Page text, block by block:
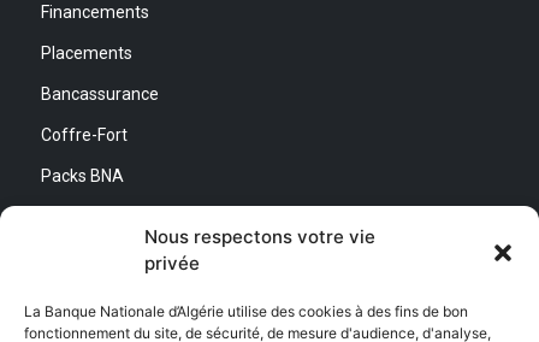
Nous respectons votre vie
privée
La Banque Nationale d’Algérie utilise des cookies à des fins de bon
fonctionnement du site, de sécurité, de mesure d'audience, d'analyse,
Financements
Placements
Bancassurance
Coffre-Fort
Packs BNA
Direction Générale :